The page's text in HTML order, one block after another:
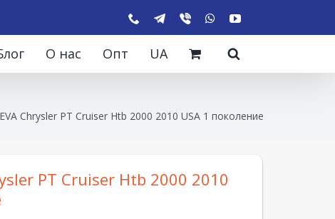
О нас Опт UA
Chrysler PT Cruiser Htb 2000 2010 USA 1 поколение
PT Cruiser Htb 2000 2010